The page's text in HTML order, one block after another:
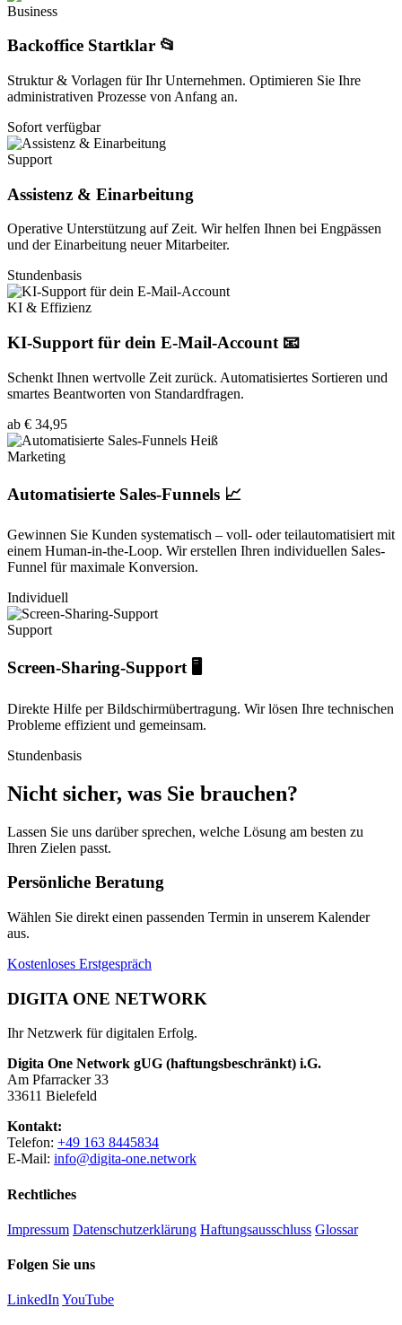
Business
Backoffice Startklar 📂
Struktur & Vorlagen für Ihr Unternehmen. Optimieren Sie Ihre
administrativen Prozesse von Anfang an.
Sofort verfügbar
Support
Assistenz & Einarbeitung
Operative Unterstützung auf Zeit. Wir helfen Ihnen bei Engpässen
und der Einarbeitung neuer Mitarbeiter.
Stundenbasis
KI & Effizienz
KI-Support für dein E-Mail-Account 📧
Schenkt Ihnen wertvolle Zeit zurück. Automatisiertes Sortieren und
smartes Beantworten von Standardfragen.
ab € 34,95
Heiß
Marketing
Automatisierte Sales-Funnels 📈
Gewinnen Sie Kunden systematisch – voll- oder teilautomatisiert mit
einem Human-in-the-Loop. Wir erstellen Ihren individuellen Sales-
Funnel für maximale Konversion.
Individuell
Support
Screen-Sharing-Support 🖥️
Direkte Hilfe per Bildschirmübertragung. Wir lösen Ihre technischen
Probleme effizient und gemeinsam.
Stundenbasis
Nicht sicher, was Sie brauchen?
Lassen Sie uns darüber sprechen, welche Lösung am besten zu
Ihren Zielen passt.
Persönliche Beratung
Wählen Sie direkt einen passenden Termin in unserem Kalender
aus.
Kostenloses Erstgespräch
DIGITA ONE NETWORK
Ihr Netzwerk für digitalen Erfolg.
Digita One Network gUG (haftungsbeschränkt) i.G.
Am Pfarracker 33
33611 Bielefeld
Kontakt:
Telefon: +49 163 8445834
E-Mail: info@digita-one.network
Rechtliches
Impressum Datenschutzerklärung Haftungsausschluss Glossar
Folgen Sie uns
LinkedInYouTube